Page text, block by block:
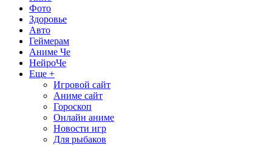
Фото
Здоровье
Авто
Геймерам
Аниме Че
НейроЧе
Еще +
Игровой сайт
Аниме сайт
Гороскоп
Онлайн аниме
Новости игр
Для рыбаков